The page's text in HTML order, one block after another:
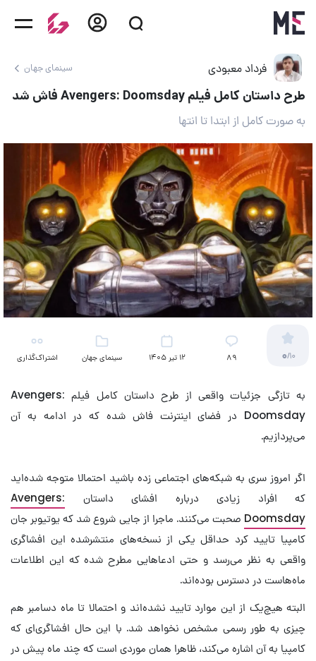
فرداد معبودی سینمای جهان
طرح داستان کامل فیلم Avengers: Doomsday فاش شد
به صورت کامل از ابتدا تا انتها
0/10
89 12 تیر 1405 سینمای جهان اشتراک‌گذاری
به تازگی جزئیات واقعی از طرح داستان کامل فیلم Avengers:
Doomsday در فضای اینترنت فاش شده که در ادامه به آن
می‌پردازیم.
اگر امروز سری به شبکه‌های اجتماعی زده باشید احتمالا متوجه شده‌اید
که افراد زیادی درباره افشای داستان Avengers:
Doomsday صحبت می‌کنند. ماجرا از جایی شروع شد که یوتیوبر جان
کامپیا تایید کرد حداقل یکی از نسخه‌های منتشرشده این افشاگری
واقعی به نظر می‌رسد و حتی ادعاهایی مطرح شده که این اطلاعات
ماه‌هاست در دسترس بوده‌اند.
البته هیچ‌یک از این موارد تایید نشده‌اند و احتمالا تا ماه دسامبر هم
چیزی به طور رسمی مشخص نخواهد شد. با این حال افشاگری‌ای که
کامپیا به آن اشاره می‌کند، ظاهرا همان موردی است که چند ماه پیش در